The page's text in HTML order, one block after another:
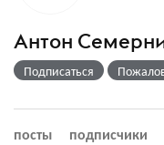
Антон
Подписаться
посты подписчики